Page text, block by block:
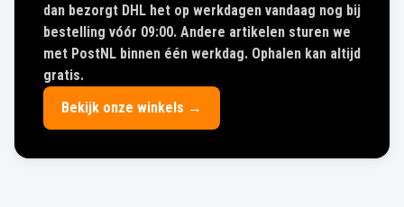
dan bezorgt DHL het op werkdagen vandaag nog bij
bestelling vóór 09:00. Andere artikelen sturen we
met PostNL binnen één werkdag. Ophalen kan altijd
gratis.
Bekijk onze winkels →